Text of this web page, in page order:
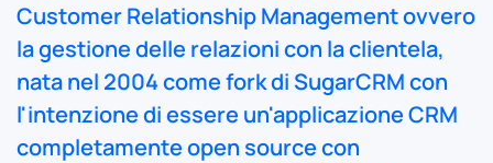
Customer Relationship Managementovvero
la gestione delle relazioni con la clientela,
nata nel 2004 come fork di SugarCRMcon
l'intenzione di essere un'applicazione CRM
completamente open source con